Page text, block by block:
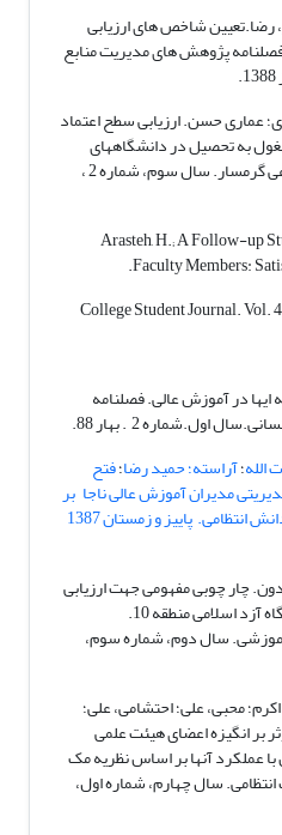
شاخص های ارزیابی
پژوهش های مدیریت منابع
عماری حسن. ارزیابی سطح اعتماد
به تحصیل در دانشگاههای
کشور. پژوهش نامه علوم اجتماعی گرمسار. سال سوم، شماره 2 ،
● Arasteh, H.; A Follow-up
Faculty Members:
College Student Journal. Vol.
در آموزش عالی. فصلنامه
اول.شماره 2 . بهار 88.
الله؛آراسته؛ حمید رضا؛فتح
مدیران آموزش عالی ناجا بر
انتظامی. پاییز و زمستان 1387
چار چوبی مفهومی جهت ارزیابی
عملکرد دانشگاهها: مورد دانشگاه آزد اسلامی منطقه 10.
سال دوم، شماره سوم،
محبی، علی؛ احتشامی، علی؛
انگیزه اعضای هیئت علمی
با عملکرد آنها بر اساس نظریه مک
سال چهارم، شماره اول،